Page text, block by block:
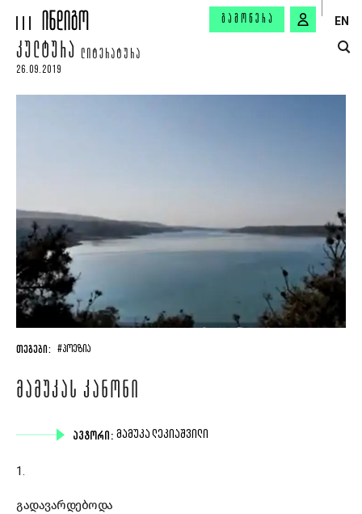
ᲒᲐᲛᲝᲬᲔᲠᲐ EN
ᲙᲣᲚᲢᲣᲠᲐ ᲚᲘᲢᲔᲠᲐᲢᲣᲠᲐ
26.09.2019
ᲗᲔᲒᲔᲑᲘ: #ᲞᲝᲔᲖᲘᲐ
ᲛᲐᲛᲣᲙᲐᲡ ᲙᲐᲜᲝᲜᲘ
ᲐᲕᲢᲝᲠᲘ: ᲛᲐᲛᲣᲙᲐ ᲚᲔᲙᲘᲐᲨᲕᲘᲚᲘ
1.
გადავარდებოდა